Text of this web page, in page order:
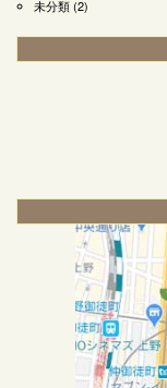
未分類(2)